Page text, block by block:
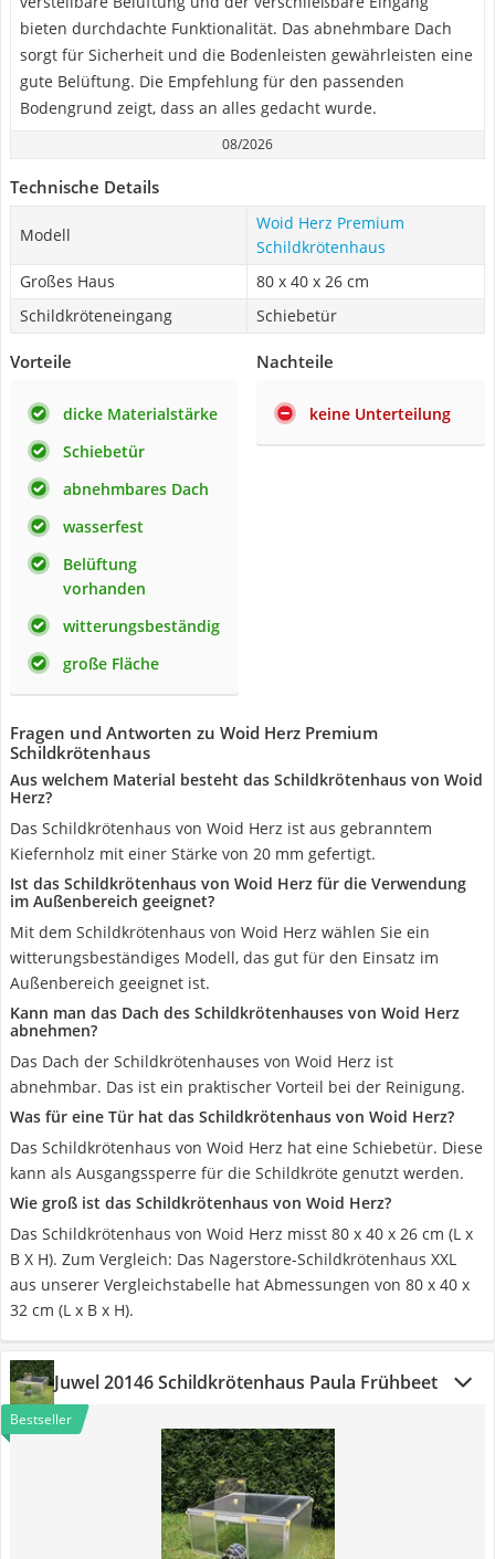
bieten durchdachte Funktionalität. Das abnehmbare Dach
sorgt für Sicherheit und die Bodenleisten gewährleisten eine
gute Belüftung. Die Empfehlung für den passenden
Bodengrund zeigt, dass an alles gedacht wurde.
08/2026
Technische Details
Modell
Woid Herz Premium
Schildkrötenhaus
Großes Haus
80 x 40 x 26 cm
Schildkröteneingang
Schiebetür
Vorteile
dicke Materialstärke
Schiebetür
abnehmbares Dach
wasserfest
Belüftung
vorhanden
witterungsbeständig
große Fläche
Nachteile
keine Unterteilung
Fragen und Antworten zu Woid Herz Premium
Schildkrötenhaus
Aus welchem Material besteht das Schildkrötenhaus von Woid
Herz?
Das Schildkrötenhaus von Woid Herz ist aus gebranntem
Kiefernholz mit einer Stärke von 20 mm gefertigt.
Ist das Schildkrötenhaus von Woid Herz für die Verwendung
im Außenbereich geeignet?
Mit dem Schildkrötenhaus von Woid Herz wählen Sie ein
witterungsbeständiges Modell, das gut für den Einsatz im
Außenbereich geeignet ist.
Kann man das Dach des Schildkrötenhauses von Woid Herz
abnehmen?
Das Dach der Schildkrötenhauses von Woid Herz ist
abnehmbar. Das ist ein praktischer Vorteil bei der Reinigung.
Was für eine Tür hat das Schildkrötenhaus von Woid Herz?
Das Schildkrötenhaus von Woid Herz hat eine Schiebetür. Diese
kann als Ausgangssperre für die Schildkröte genutzt werden.
Wie groß ist das Schildkrötenhaus von Woid Herz?
Das Schildkrötenhaus von Woid Herz misst 80 x 40 x 26 cm (L x
B X H). Zum Vergleich: Das Nagerstore-Schildkrötenhaus XXL
aus unserer Vergleichstabelle hat Abmessungen von 80 x 40 x
32 cm (L x B x H).
Juwel 20146 Schildkrötenhaus Paula Frühbeet
Bestseller